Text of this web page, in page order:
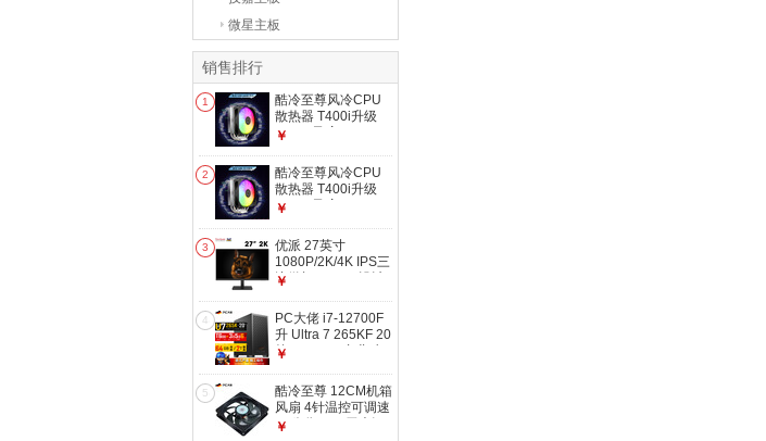
微星主板
销售排行
1
酷冷至尊风冷CPU
散热器 T400i升级
ARGB风扇T400K
115X AMD AM5
AM4 T400K-英特尔
版 四热管ARGB风
扇
￥
2
酷冷至尊风冷CPU
散热器 T400i升级
ARGB风扇T400K
115X AMD AM5
AM4 T400K-AMD版
四热管ARGB风扇
￥
3
优派 27英寸
1080P/2K/4K IPS三
边微框HDR10设计
2K 普通固定底座
￥
4
PC大佬 i7-12700F
升 Ultra 7 265KF 20
核 T600 4G专业独
站台式机DIY电脑主
机 32GB 内存 + 1TB
SSD 固态硬盘 T600
升 3050
￥
5
酷冷至尊 12CM机箱
风扇 4针温控可调速
12公分4pin 无光污
￥